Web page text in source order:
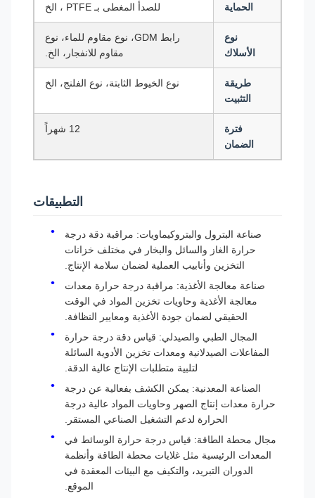
الحماية للصدأ المغطى بـ PTFE ، الخ
الأسلاك
رابط GDM، نوع مقاوم للماء، نوع
مقاوم للانفجار، الخ.
طريقة
التثبيت
نوع الخيوط الثابتة، نوع الفلنج، الخ
الضمان
التطبيقات
صناعة البترول والبتروكيماويات: مراقبة دقة درجة
حرارة الغاز والسائل والبخار في مختلف خزانات
التخزين وأنابيب العملية لضمان سلامة الإنتاج.
صناعة معالجة الأغذية: مراقبة درجة حرارة معدات
معالجة الأغذية وحاويات تخزين المواد في الوقت
الحقيقي لضمان جودة الأغذية ومعايير النظافة.
المجال الطبي والصيدلي: قياس دقة درجة حرارة
المفاعلات الصيدلانية ومعدات تخزين الأدوية السائلة
لتلبية متطلبات الإنتاج عالية الدقة.
الصناعة المعدنية: يمكن الكشف بفعالية عن درجة
حرارة معدات إنتاج الصهر وحاويات المواد عالية درجة
الحرارة لدعم التشغيل الصناعي المستقر.
مجال محطة الطاقة: قياس درجة حرارة الوسائط في
المعدات الرئيسية مثل غلايات محطة الطاقة وأنظمة
الدوران التبريد، والتكيف مع البيئات المعقدة في
الموقع.